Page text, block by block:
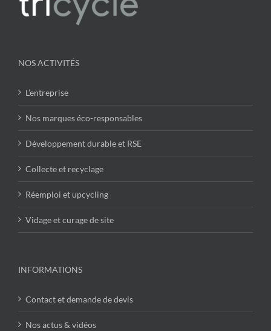
NOS ACTIVITÉS
L’entreprise
Nos marques éco-responsables
Développement durable et RSE
Collecte et recyclage
Réemploi et upcycling
Vidage et curage de site
INFORMATIONS
Contact et demande de devis
Nos actus & vidéos